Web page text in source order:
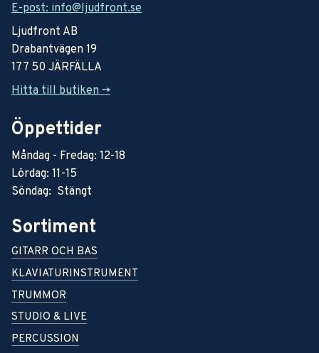
E-post: info@ljudfront.se
Ljudfront AB
Drabantvägen 19
177 50 JÄRFÄLLA
Hitta till butiken ->
Öppettider
Måndag - Fredag: 12-18
Lördag: 11-15
Söndag: Stängt
Sortiment
GITARR OCH BAS
KLAVIATURINSTRUMENT
TRUMMOR
STUDIO & LIVE
PERCUSSION